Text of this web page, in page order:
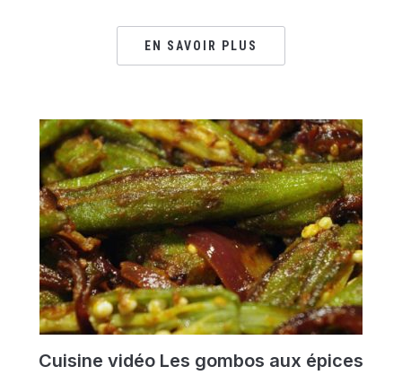
EN SAVOIR PLUS
Cuisine vidéo Les gombos aux épices